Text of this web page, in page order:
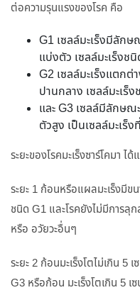
ต่อความรุนแรงของโรค คือ
G1 เซลล์มะเร็งมีลัก
แบ่งตัว เซลล์มะเร็งช
G2 เซลล์มะเร็งแตก
ปานกลาง เซลล์มะเร็
และ G3 เซลล์มีลักษณ
ตัวสูง เป็นเซลล์มะเร็
ระยะของโรคมะเร็งซาร์โคมา ได้
ระยะ 1 ก้อนหรือแผลมะเร็งมีขน
ชนิด G1 และโรคยังไม่มีการลุ
หรือ อวัยวะอื่นๆ
ระยะ 2 ก้อนมะเร็งโตไม่เกิน 5
G3 หรือก้อน มะเร็งโตเกิน 5 เ